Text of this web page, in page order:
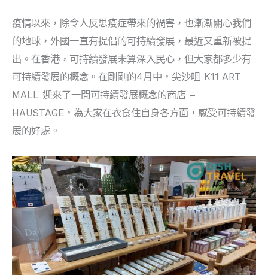
疫情以來，除令人反思疫症帶來的禍害，也漸漸關心我們
的地球，外國一直有提倡的可持續發展，最近又重新被提
出。在香港，可持續發展未算深入民心，但大家都多少有
可持續發展的概念。在剛剛的4月中，尖沙咀 K11 ART
MALL 迎來了一間可持續發展概念的商店 –
HAUSTAGE，為大家在衣食住自身各方面，感受可持續發
展的好處。